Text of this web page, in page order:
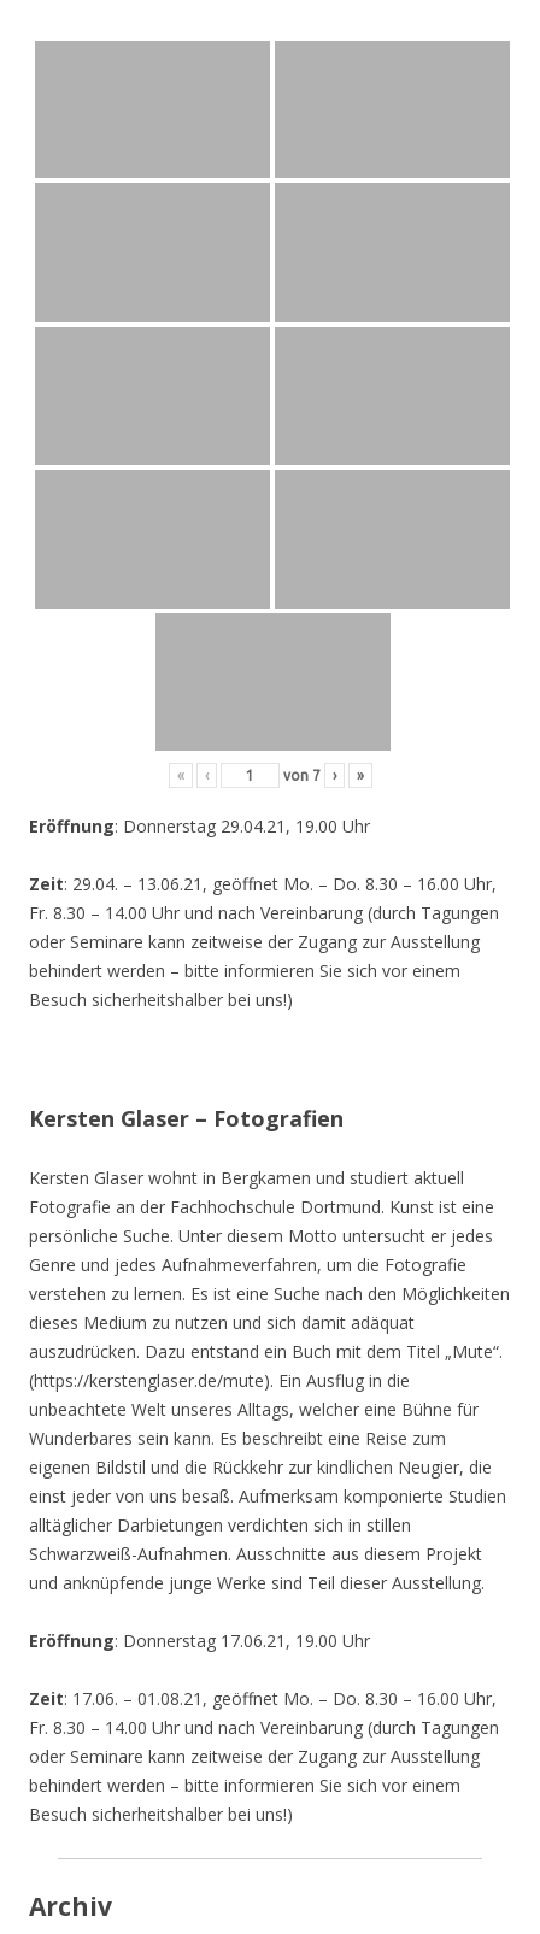
« ‹ von 7 › »
Eröffnung: Donnerstag 29.04.21, 19.00 Uhr
Zeit: 29.04. – 13.06.21, geöffnet Mo. – Do. 8.30 – 16.00 Uhr,
Fr. 8.30 – 14.00 Uhr und nach Vereinbarung (durch Tagungen
oder Seminare kann zeitweise der Zugang zur Ausstellung
behindert werden – bitte informieren Sie sich vor einem
Besuch sicherheitshalber bei uns!)
Kersten Glaser – Fotografien
Kersten Glaser wohnt in Bergkamen und studiert aktuell
Fotografie an der Fachhochschule Dortmund. Kunst ist eine
persönliche Suche. Unter diesem Motto untersucht er jedes
Genre und jedes Aufnahmeverfahren, um die Fotografie
verstehen zu lernen. Es ist eine Suche nach den Möglichkeiten
dieses Medium zu nutzen und sich damit adäquat
auszudrücken. Dazu entstand ein Buch mit dem Titel „Mute“.
(https://kerstenglaser.de/mute). Ein Ausflug in die
unbeachtete Welt unseres Alltags, welcher eine Bühne für
Wunderbares sein kann. Es beschreibt eine Reise zum
eigenen Bildstil und die Rückkehr zur kindlichen Neugier, die
einst jeder von uns besaß. Aufmerksam komponierte Studien
alltäglicher Darbietungen verdichten sich in stillen
Schwarzweiß-Aufnahmen. Ausschnitte aus diesem Projekt
und anknüpfende junge Werke sind Teil dieser Ausstellung.
Eröffnung: Donnerstag 17.06.21, 19.00 Uhr
Zeit: 17.06. – 01.08.21, geöffnet Mo. – Do. 8.30 – 16.00 Uhr,
Fr. 8.30 – 14.00 Uhr und nach Vereinbarung (durch Tagungen
oder Seminare kann zeitweise der Zugang zur Ausstellung
behindert werden – bitte informieren Sie sich vor einem
Besuch sicherheitshalber bei uns!)
Archiv